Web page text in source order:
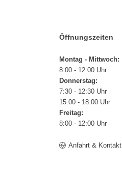
Öffnungszeiten
Montag - Mittwoch:
8:00 - 12:00 Uhr
Donnerstag:
7:30 - 12:30 Uhr
15:00 - 18:00 Uhr
Freitag:
8:00 - 12:00 Uhr
Anfahrt & Kontakt